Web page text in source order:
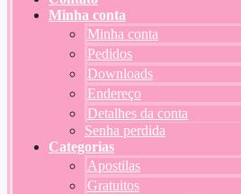
Minha conta
Minha conta
Pedidos
Downloads
Endereço
Detalhes da conta
Senha perdida
Categorias
Apostilas
Gratuitos